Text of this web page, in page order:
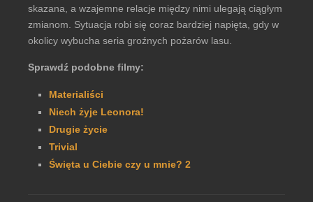
skazana, a wzajemne relacje między nimi ulegają ciągłym
zmianom. Sytuacja robi się coraz bardziej napięta, gdy w
okolicy wybucha seria groźnych pożarów lasu.
Sprawdź podobne filmy:
Materialiści
Niech żyje Leonora!
Drugie życie
Trivial
Święta u Ciebie czy u mnie? 2